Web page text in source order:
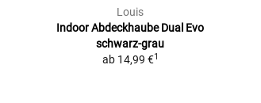
Louis
Indoor Abdeckhaube Dual Evo
schwarz-grau
ab 14,99 €1